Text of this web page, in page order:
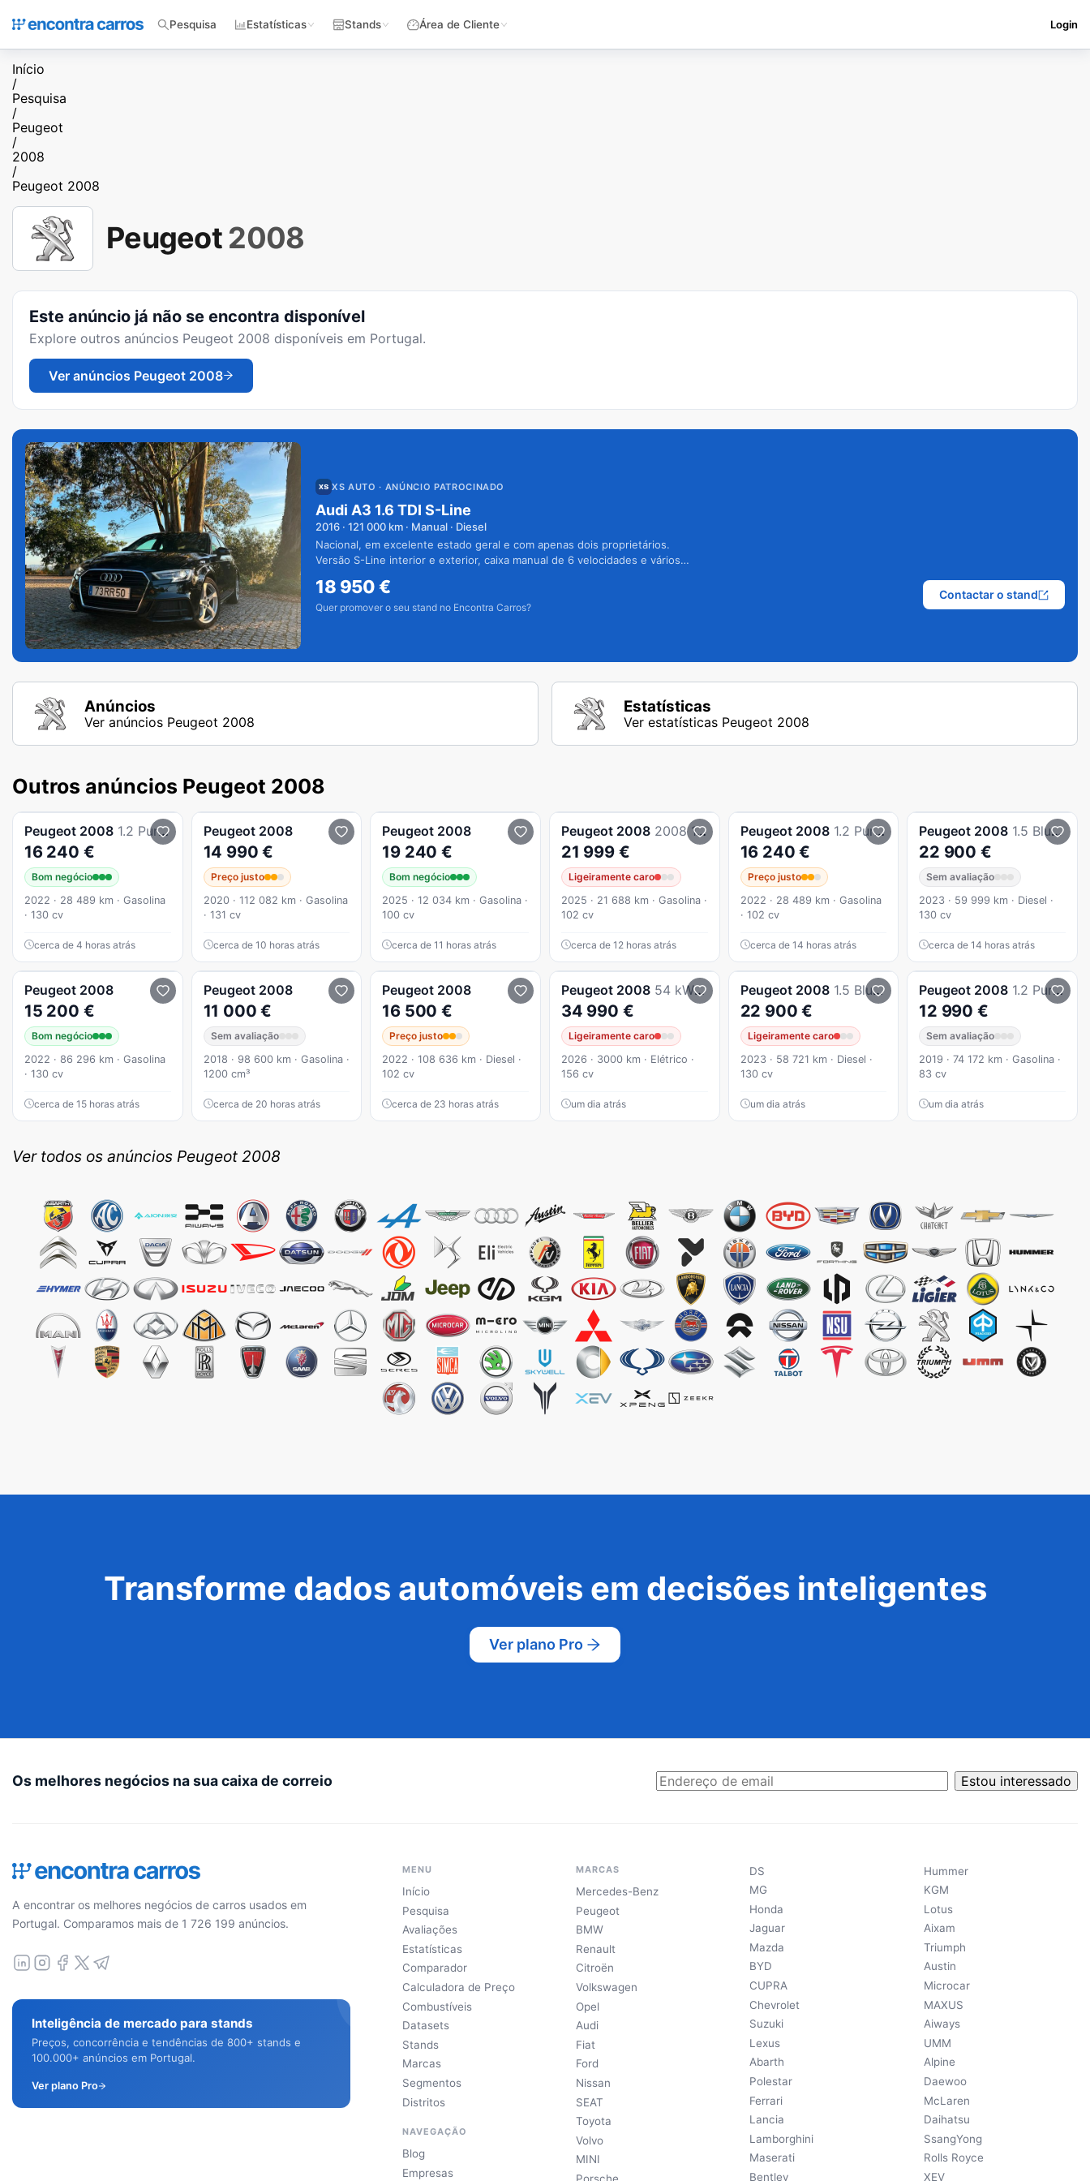
Pesquisa Estatísticas Stands Área de Cliente Login
Início
/
Pesquisa
/
Peugeot
/
2008
/
Peugeot 2008
Peugeot 2008
Este anúncio já não se encontra disponível
Explore outros anúncios Peugeot 2008 disponíveis em Portugal.
Ver anúncios Peugeot 2008
XS AUTO · ANÚNCIO PATROCINADO
Audi A3 1.6 TDI S-Line
2016 · 121 000 km · Manual · Diesel
Nacional, em excelente estado geral e com apenas dois proprietários.
Versão S-Line interior e exterior, caixa manual de 6 velocidades e vários
18 950€
Quer promover o seu stand no Encontra Carros?
Contactar o stand
Anúncios
Ver anúncios Peugeot 2008
Estatísticas
Ver estatísticas Peugeot 2008
Outros anúncios Peugeot 2008
Peugeot 2008 1.2 PureTech Active pack
16 240 €
Bom negócio
2022 · 28 489 km · Gasolina
· 130 cv
cerca de 4 horas atrás
Peugeot 2008
14 990 €
Preço justo
2020 · 112 082 km · Gasolina
· 131 cv
cerca de 10 horas atrás
Peugeot 2008
19 240 €
Bom negócio
2025 · 12 034 km · Gasolina ·
100 cv
cerca de 11 horas atrás
Peugeot 2008 2008 1.2 Allure
21 999 €
Ligeiramente caro
2025 · 21 688 km · Gasolina ·
102 cv
cerca de 12 horas atrás
Peugeot 2008 1.2 PureTech Active Pack
16 240 €
Preço justo
2022 · 28 489 km · Gasolina
· 102 cv
cerca de 14 horas atrás
Peugeot 2008 1.5 BlueHDi Allure Pack EAT8
22 900 €
Sem avaliação
2023 · 59 999 km · Diesel ·
130 cv
cerca de 14 horas atrás
Peugeot 2008
15 200 €
Bom negócio
2022 · 86 296 km · Gasolina
· 130 cv
cerca de 15 horas atrás
Peugeot 2008
11 000 €
Sem avaliação
2018 · 98 600 km · Gasolina ·
1200 cm³
cerca de 20 horas atrás
Peugeot 2008
16 500 €
Preço justo
2022 · 108 636 km · Diesel ·
102 cv
cerca de 23 horas atrás
Peugeot 2008 54 kWh Allure
34 990 €
Ligeiramente caro
2026 · 3000 km · Elétrico ·
156 cv
um dia atrás
Peugeot 2008 1.5 BlueHDi Allure Pack EAT8
22 900 €
Ligeiramente caro
2023 · 58 721 km · Diesel ·
130 cv
um dia atrás
Peugeot 2008 1.2 PureTech Style
12 990 €
Sem avaliação
2019 · 74 172 km · Gasolina ·
83 cv
um dia atrás
Ver todos os anúncios Peugeot 2008
Transforme dados automóveis em decisões inteligentes
Ver plano Pro
Os melhores negócios na sua caixa de correio Estou interessado
A encontrar os melhores negócios de carros usados em
Portugal. Comparamos mais de 1 726 199 anúncios.
Inteligência de mercado para stands
Preços, concorrência e tendências de 800+ stands e
100.000+ anúncios em Portugal.
Ver plano Pro
MENU
Início
Pesquisa
Avaliações
Estatísticas
Comparador
Calculadora de Preço
Combustíveis
Datasets
Stands
Marcas
Segmentos
Distritos
NAVEGAÇÃO
Blog
Empresas
MARCAS
Mercedes-Benz
Peugeot
BMW
Renault
Citroën
Volkswagen
Opel
Audi
Fiat
Ford
Nissan
SEAT
Toyota
Volvo
MINI
DS
MG
Honda
Jaguar
Mazda
BYD
CUPRA
Chevrolet
Suzuki
Lexus
Abarth
Polestar
Ferrari
Lancia
Lamborghini
Maserati
Bentley
Hummer
KGM
Lotus
Aixam
Triumph
Austin
Microcar
MAXUS
Aiways
UMM
Alpine
Daewoo
McLaren
Daihatsu
SsangYong
Rolls Royce
XEV